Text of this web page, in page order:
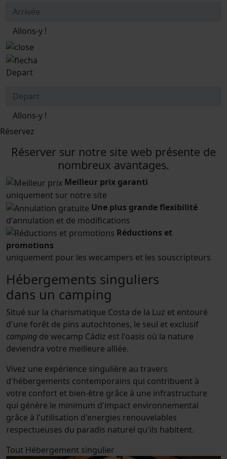
Allons-y !
Depart
Allons-y !
Réservez
Réserver sur notre site web présente de
nombreux avantages.
Meilleur prix garanti
uniquement sur notre site
Une plus grande flexibilité
d'annulation et de modifications
Réductions et
promotions
uniquement pour les wecampers et les souscripteurs
Hébergements singuliers
dans un camping
Situé sur la charismatique Costa de la Luz et entouré
d'une forêt de pins autochtones, le seul et exclusif
camping de wecamp Cádiz est l'oasis où la nature
deviendra votre meilleure alliée.
Vivez une expérience singulière au travers
d'hébergements contemporains qui contribuent à
votre confort et bien-être grâce à une infrastructure
qui génère le minimum d'impact environnemental
grâce à l'utilisation d'energies renouvelables
respectueuses du paradis naturel qu'ils habitent.
Tout Hébergement singulier